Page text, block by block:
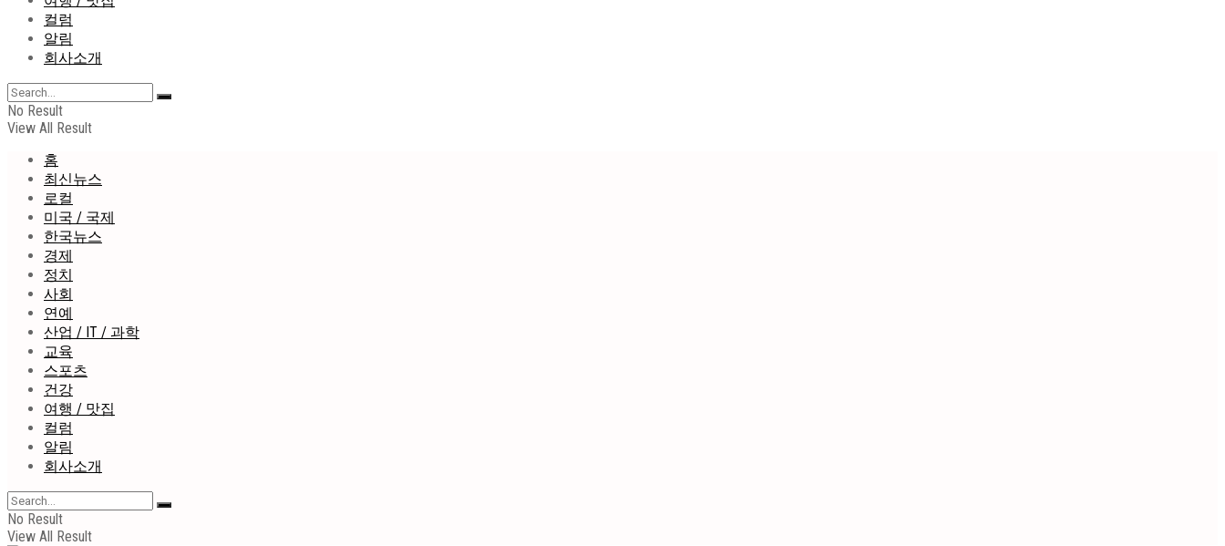
컬럼
알림
회사소개
No Result
View All Result
홈
최신뉴스
로컬
미국 / 국제
한국뉴스
경제
정치
사회
연예
산업 / IT / 과학
교육
스포츠
건강
여행 / 맛집
컬럼
알림
회사소개
No Result
View All Result